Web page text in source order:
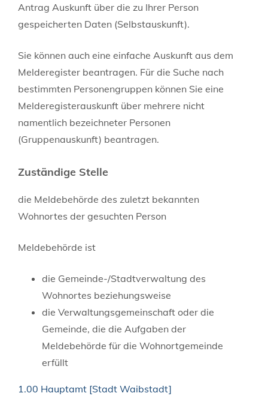
Antrag Auskunft über die zu Ihrer Person
gespeicherten Daten (Selbstauskunft).
Sie können auch eine einfache Auskunft aus dem
Melderegister beantragen. Für die Suche nach
bestimmten Personengruppen können Sie eine
Melderegisterauskunft über mehrere nicht
namentlich bezeichneter Personen
(Gruppenauskunft) beantragen.
Zuständige Stelle
die Meldebehörde des zuletzt bekannten
Wohnortes der gesuchten Person
Meldebehörde ist
die Gemeinde-/Stadtverwaltung des
Wohnortes beziehungsweise
die Verwaltungsgemeinschaft oder die
Gemeinde, die die Aufgaben der
Meldebehörde für die Wohnortgemeinde
erfüllt
1.00 Hauptamt [Stadt Waibstadt]